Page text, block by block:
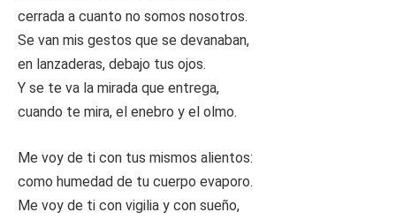
cerrada a cuanto no somos nosotros.
Se van mis gestos que se devanaban,
en lanzaderas, debajo tus ojos.
Y se te va la mirada que entrega,
cuando te mira, el enebro y el olmo.
Me voy de ti con tus mismos alientos:
como humedad de tu cuerpo evaporo.
Me voy de ti con vigilia y con sueño,